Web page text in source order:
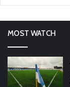
MOST WATCH